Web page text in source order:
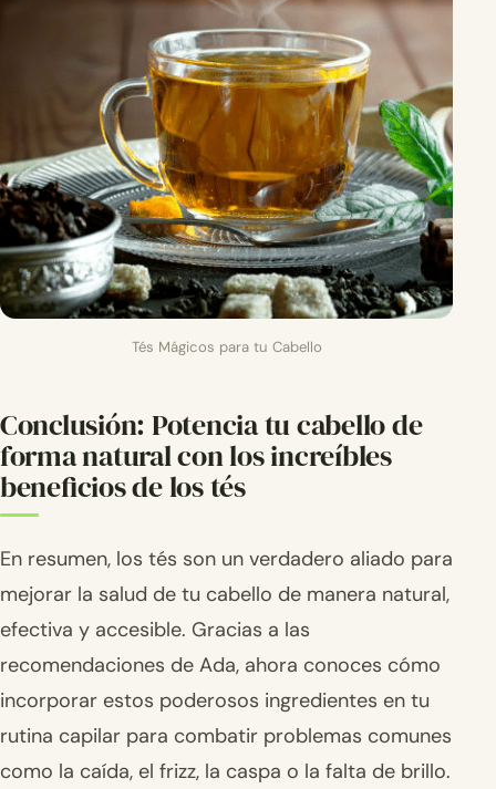
Tés Mágicos para tu Cabello
Conclusión: Potencia tu cabello de
forma natural con los increíbles
beneficios de los tés
En resumen, los tés son un verdadero aliado para
mejorar la salud de tu cabello de manera natural,
efectiva y accesible. Gracias a las
recomendaciones de Ada, ahora conoces cómo
incorporar estos poderosos ingredientes en tu
rutina capilar para combatir problemas comunes
como la caída, el frizz, la caspa o la falta de brillo.